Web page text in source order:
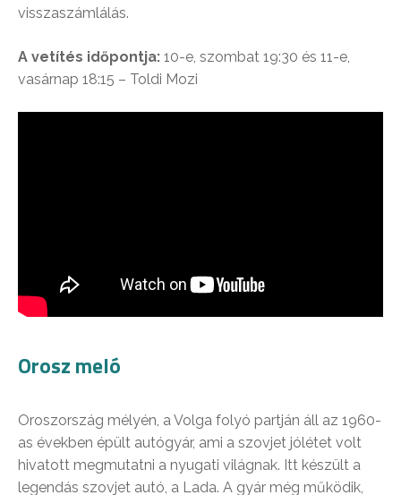
visszaszámlálás.
A vetítés időpontja: 10-e, szombat 19:30 és 11-e,
vasárnap 18:15 – Toldi Mozi
Orosz meló
Oroszország mélyén, a Volga folyó partján áll az 1960-
as években épült autógyár, ami a szovjet jólétet volt
hivatott megmutatni a nyugati világnak. Itt készült a
legendás szovjet autó, a Lada. A gyár még működik,